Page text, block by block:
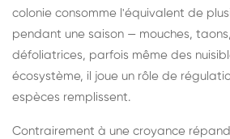
colonie consomme l'équivalent de
pendant une saison — mouches,
défoliatrices, parfois même des
écosystème, il joue un rôle de
espèces remplissent.
Contrairement à une croyance